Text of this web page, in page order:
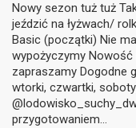
Nowy sezon tuż tuż
jeździć na łyżwach/
Basic (początki) Nie
wypożyczymy
zapraszamy Dogodne
wtorki, czwartki,
przygotowaniem…